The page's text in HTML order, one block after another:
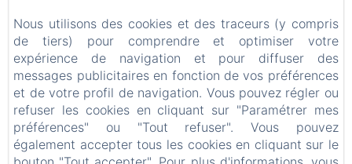
Plan du site
Blog
Mentions légales
Nous utilisons des cookies et des traceurs (y compris
de tiers) pour comprendre et optimiser votre
expérience de navigation et pour diffuser des
messages publicitaires en fonction de vos préférences
et de votre profil de navigation. Vous pouvez régler ou
refuser les cookies en cliquant sur "Paramétrer mes
préférences" ou "Tout refuser". Vous pouvez
également accepter tous les cookies en cliquant sur le